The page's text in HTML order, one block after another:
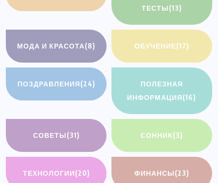
ТЕСТЫ(13)
МОДА И КРАСОТА(8) ОБУЧЕНИЕ(17)
ПОЗДРАВЛЕНИЯ(24)
ПОЛЕЗНАЯ
ИНФОРМАЦИЯ(16)
СОВЕТЫ(31) СОННИК(3)
ТЕХНОЛОГИИ(20) ФИНАНСЫ(23)